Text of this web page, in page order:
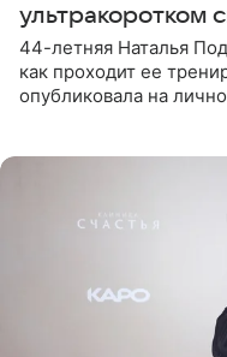
ультракоротком
44-летняя Наталья
как проходит ее
опубликовала на